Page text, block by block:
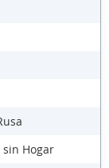
Hogar